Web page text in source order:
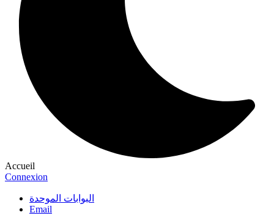
Accueil
Connexion
البوابات الموحدة
Email